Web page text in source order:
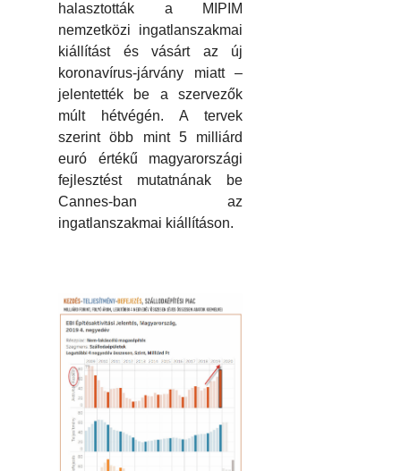
halasztották a MIPIM
nemzetközi ingatlanszakmai
kiállítást és vásárt az új
koronavírus-járvány miatt –
jelentették be a szervezők
múlt hétvégén. A tervek
szerint öbb mint 5 milliárd
euró értékű magyarországi
fejlesztést mutatnának be
Cannes-ban az
ingatlanszakmai kiállításon.